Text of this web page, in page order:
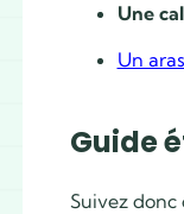
Une
Un
Guide
Suivez donc